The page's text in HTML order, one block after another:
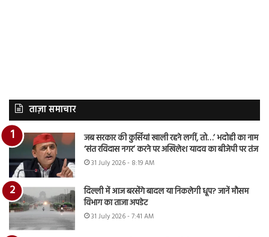
ताज़ा समाचार
जब सरकार की कुर्सियां खाली रहने लगीं, तो…’ भदोही का नाम
‘संत रविदास नगर’ करने पर अखिलेश यादव का बीजेपी पर तंज
31 July 2026 - 8:19 AM
दिल्ली में आज बरसेंगे बादल या निकलेगी धूप? जानें मौसम
विभाग का ताजा अपडेट
31 July 2026 - 7:41 AM